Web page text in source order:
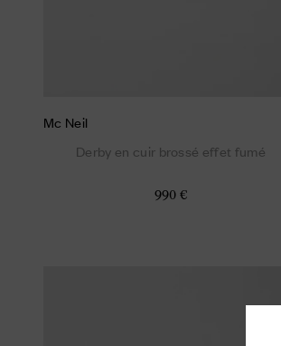
Mc Neil
Derby en cuir brossé effet fumé
990 €